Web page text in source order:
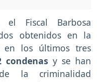
el Fiscal Barbosa
obtenidos en la
en los últimos tres
condenas y se han
la criminalidad